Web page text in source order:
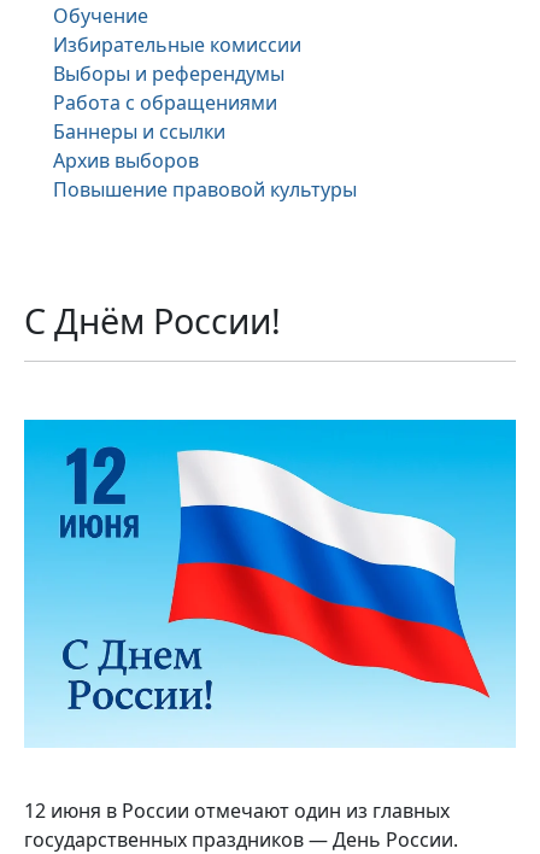
Обучение
Избирательные комиссии
Выборы и референдумы
Работа с обращениями
Баннеры и ссылки
Архив выборов
Повышение правовой культуры
С Днём России!
12 июня в России отмечают один из главных
государственных праздников — День России.